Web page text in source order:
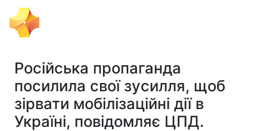
Російська пропаганда
посилила свої зусилля, щоб
зірвати мобілізаційні дії в
Україні, повідомляє ЦПД.